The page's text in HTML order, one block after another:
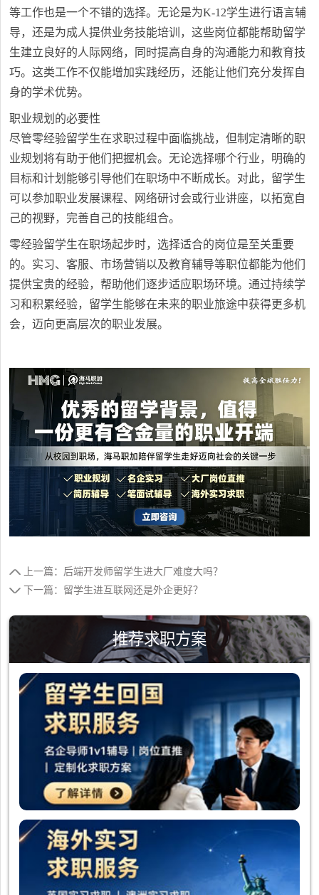
等工作也是一个不错的选择。无论是为K-12学生进行语言辅
导，还是为成人提供业务技能培训，这些岗位都能帮助留学
生建立良好的人际网络，同时提高自身的沟通能力和教育技
巧。这类工作不仅能增加实践经历，还能让他们充分发挥自
身的学术优势。
职业规划的必要性
尽管零经验留学生在求职过程中面临挑战，但制定清晰的职
业规划将有助于他们把握机会。无论选择哪个行业，明确的
目标和计划能够引导他们在职场中不断成长。对此，留学生
可以参加职业发展课程、网络研讨会或行业讲座，以拓宽自
己的视野，完善自己的技能组合。
零经验留学生在职场起步时，选择适合的岗位是至关重要
的。实习、客服、市场营销以及教育辅导等职位都能为他们
提供宝贵的经验，帮助他们逐步适应职场环境。通过持续学
习和积累经验，留学生能够在未来的职业旅途中获得更多机
会，迈向更高层次的职业发展。
上一篇：后端开发师留学生进大厂难度大吗？
下一篇：留学生进互联网还是外企更好？
推荐求职方案